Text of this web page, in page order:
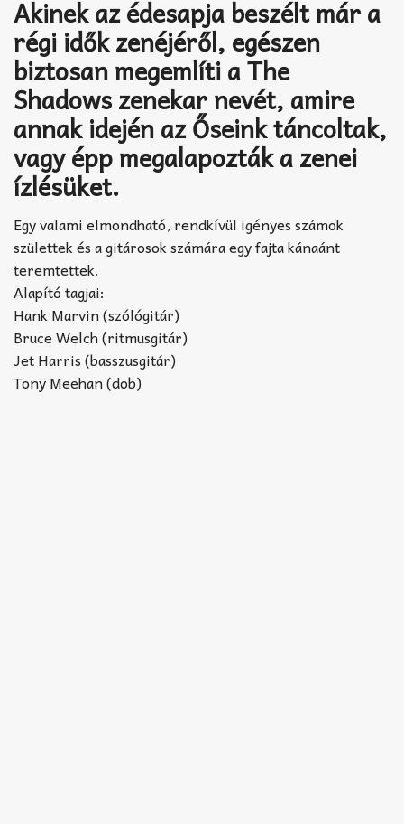
TABok
Improvizáció
Akinek az édesapja beszélt már a
régi idők zenéjéről, egészen
biztosan megemlíti a The
Shadows zenekar nevét, amire
annak idején az Őseink táncoltak,
vagy épp megalapozták a zenei
ízlésüket.
Egy valami elmondható, rendkívül igényes számok
születtek és a gitárosok számára egy fajta kánaánt
teremtettek.
Alapító tagjai:
Hank Marvin (szólógitár)
Bruce Welch (ritmusgitár)
Jet Harris (basszusgitár)
Tony Meehan (dob)